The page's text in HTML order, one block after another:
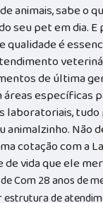
animais, sabe o
seu pet em dia.
é
de última
específicas
laboratoriais,
Não
cotação com a
de vida que ele
Com 28 anos de
de